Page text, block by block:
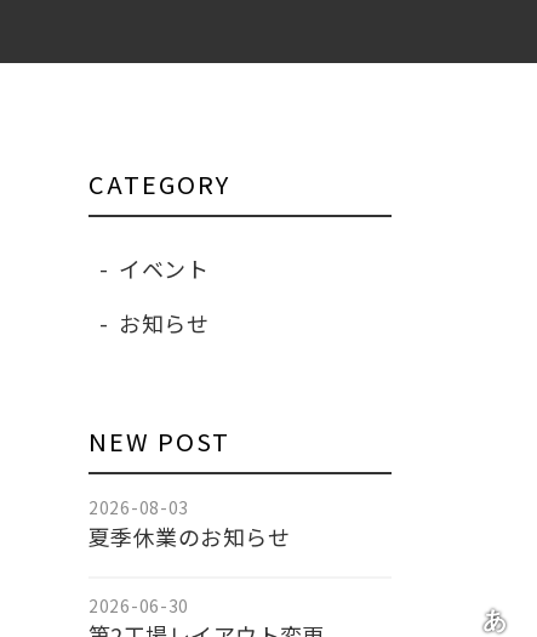
CATEGORY
イベント
お知らせ
NEW POST
2026-08-03
夏季休業のお知らせ
2026-06-30